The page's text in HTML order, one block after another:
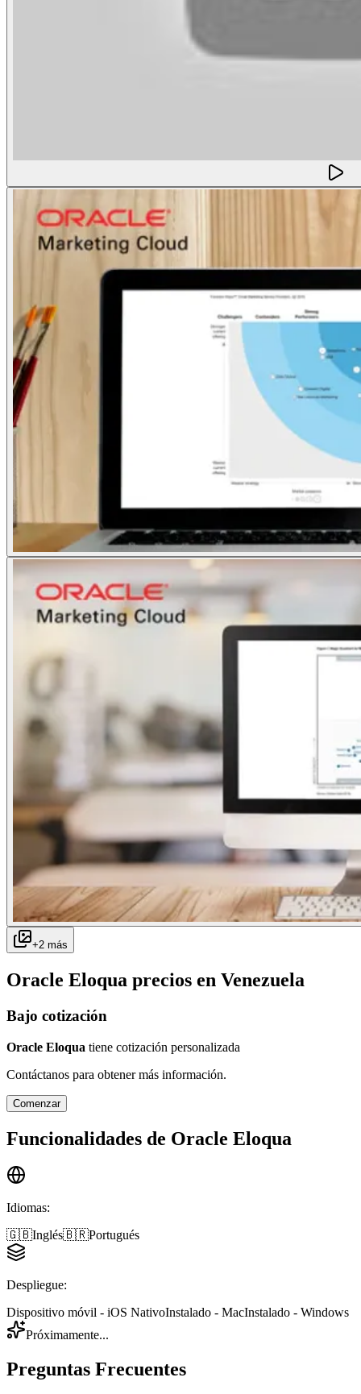
+2 más
Oracle Eloqua precios en Venezuela
Bajo cotización
Oracle Eloqua tiene cotización personalizada
Contáctanos para obtener más información.
Comenzar
Funcionalidades de Oracle Eloqua
Idiomas:
🇬🇧Inglés🇧🇷Portugués
Despliegue:
Dispositivo móvil - iOS NativoInstalado - MacInstalado - Windows
Próximamente...
Preguntas Frecuentes